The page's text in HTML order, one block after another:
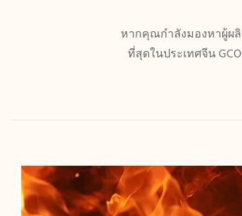
หากคุณกำลังมองหาผู้ผ
ที่สุดในประเทศจีน